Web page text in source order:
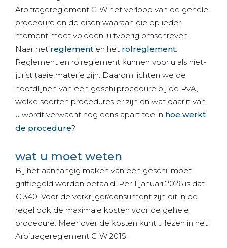
Arbitragereglement GIW het verloop van de gehele
procedure en de eisen waaraan die op ieder
moment moet voldoen, uitvoerig omschreven.
Naar het reglement en het rolreglement.
Reglement en rolreglement kunnen voor u als niet-
jurist taaie materie zijn. Daarom lichten we de
hoofdlijnen van een geschilprocedure bij de RvA,
welke soorten procedures er zijn en wat daarin van
u wordt verwacht nog eens apart toe in hoe werkt
de procedure?
wat u moet weten
Bij het aanhangig maken van een geschil moet
griffiegeld worden betaald. Per 1 januari 2026 is dat
€ 340. Voor de verkrijger/consument zijn dit in de
regel ook de maximale kosten voor de gehele
procedure. Meer over de kosten kunt u lezen in het
Arbitragereglement GIW 2015.